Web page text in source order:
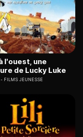
l'ouest, une
de Lucky Luke
FILMS JEUNESSE